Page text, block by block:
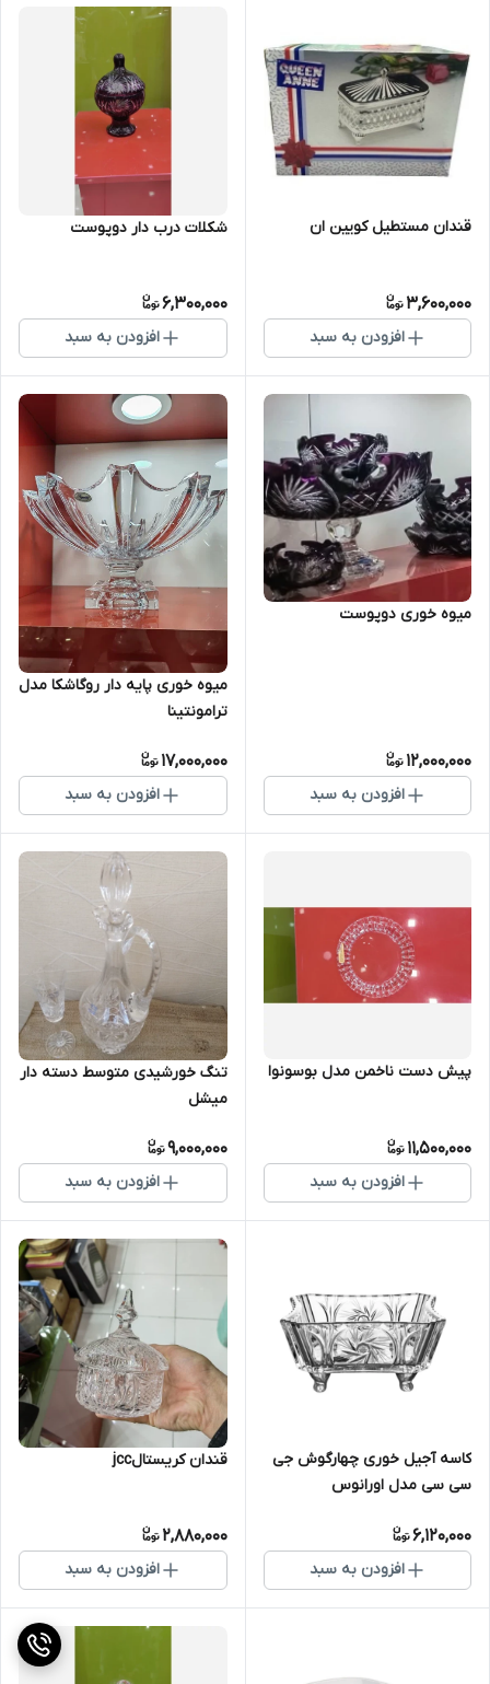
قندان مستطیل کویین ان
3,600,000
افزودن به سبد
شکلات درب دار دوپوست
6,300,000
افزودن به سبد
میوه خوری دوپوست
12,000,000
افزودن به سبد
میوه خوری پایه دار روگاشکا مدل
ترامونتینا
17,000,000
افزودن به سبد
پیش دست ناخمن مدل بوسونوا
11,500,000
افزودن به سبد
تنگ خورشیدی متوسط دسته دار
میشل
9,000,000
افزودن به سبد
کاسه آجیل خوری چهارگوش جی
سی سی مدل اورانوس
6,120,000
افزودن به سبد
قندان کریستالjcc
2,880,000
افزودن به سبد